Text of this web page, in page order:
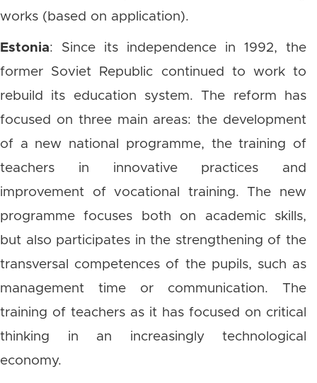
works (based on application).
Estonia: Since its independence in 1992, the
former Soviet Republic continued to work to
rebuild its education system. The reform has
focused on three main areas: the development
of a new national programme, the training of
teachers in innovative practices and
improvement of vocational training. The new
programme focuses both on academic skills,
but also participates in the strengthening of the
transversal competences of the pupils, such as
management time or communication. The
training of teachers as it has focused on critical
thinking in an increasingly technological
economy.